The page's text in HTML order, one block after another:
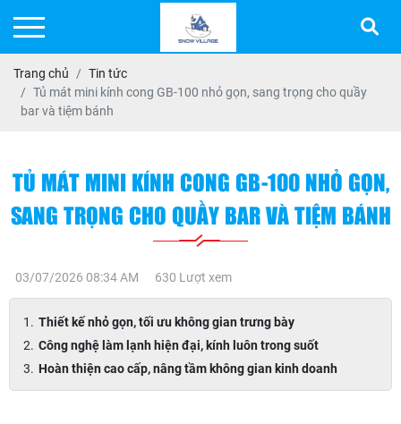
Trang chủ
Tin tức
Tủ mát mini kính cong GB-100 nhỏ gọn, sang trọng cho quầy
bar và tiệm bánh
TỦ MÁT MINI KÍNH CONG GB-100 NHỎ GỌN,
SANG TRỌNG CHO QUẦY BAR VÀ TIỆM BÁNH
03/07/2026 08:34 AM 630 Lượt xem
Thiết kế nhỏ gọn, tối ưu không gian trưng bày
Công nghệ làm lạnh hiện đại, kính luôn trong suốt
Hoàn thiện cao cấp, nâng tầm không gian kinh doanh